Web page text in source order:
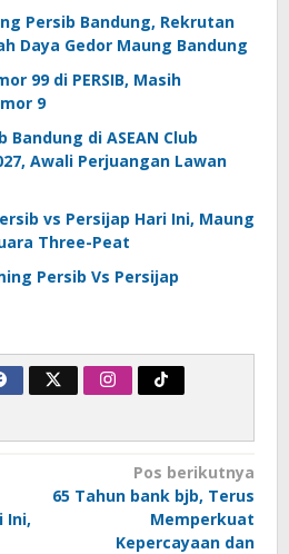
Persib Bandung, Rekrutan
Daya Gedor Maung Bandung
99 di PERSIB, Masih
9
Bandung di ASEAN Club
Awali Perjuangan Lawan
vs Persijap Hari Ini, Maung
Three-Peat
Persib Vs Persijap
Ini,
Pos berikutnya
65 Tahun bank bjb, Terus
Memperkuat
Kepercayaan dan